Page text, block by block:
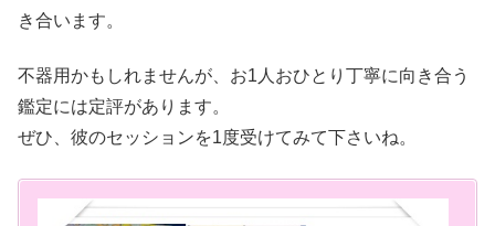
き合います。
不器用かもしれませんが、お1人おひとり丁寧に向き合う
鑑定には定評があります。
ぜひ、彼のセッションを1度受けてみて下さいね。